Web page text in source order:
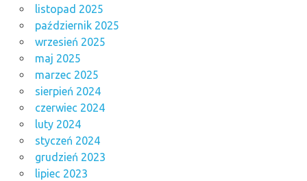
listopad 2025
październik 2025
wrzesień 2025
maj 2025
marzec 2025
sierpień 2024
czerwiec 2024
luty 2024
styczeń 2024
grudzień 2023
lipiec 2023